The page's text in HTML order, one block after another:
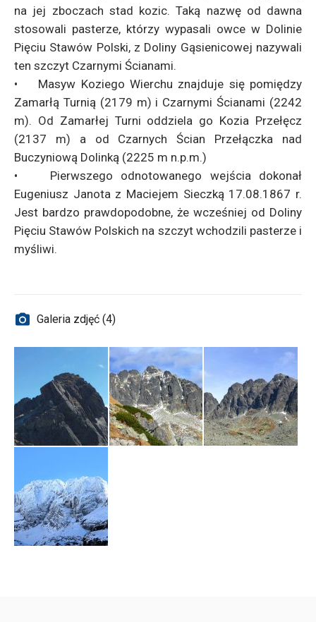
na jej zboczach stad kozic. Taką nazwę od dawna
stosowali pasterze, którzy wypasali owce w Dolinie
Pięciu Stawów Polski, z Doliny Gąsienicowej nazywali
ten szczyt Czarnymi Ścianami.
• Masyw Koziego Wierchu znajduje się pomiędzy
Zamarłą Turnią (2179 m) i Czarnymi Ścianami (2242
m). Od Zamarłej Turni oddziela go Kozia Przełęcz
(2137 m) a od Czarnych Ścian Przełączka nad
Buczyniową Dolinką (2225 m n.p.m.)
• Pierwszego odnotowanego wejścia dokonał
Eugeniusz Janota z Maciejem Sieczką 17.08.1867 r.
Jest bardzo prawdopodobne, że wcześniej od Doliny
Pięciu Stawów Polskich na szczyt wchodzili pasterze i
myśliwi.
Galeria zdjęć (4)